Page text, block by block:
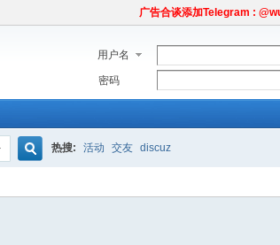
广告合谈添加Telegram :
用户名
密码
热搜: 活动 交友 discuz